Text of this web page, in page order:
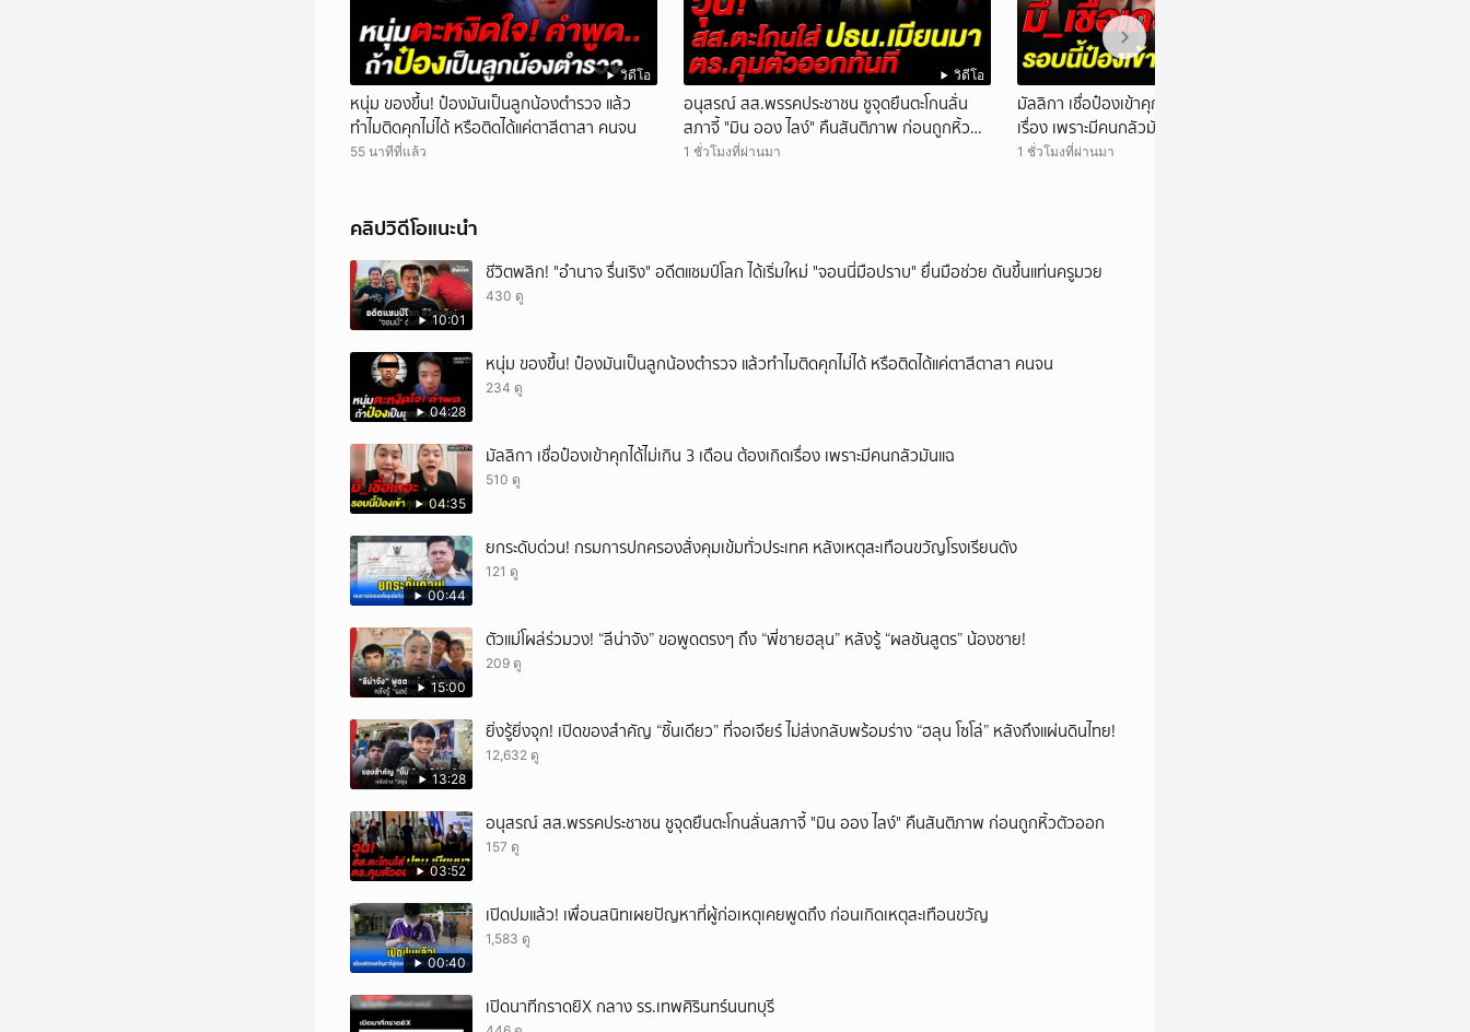
วิดีโอ
หนุ่ม ของขึ้น! ป๋องมันเป็นลูกน้องตำรวจ แล้ว
ทำไมติดคุกไม่ได้ หรือติดได้แค่ตาสีตาสา คนจน
55 นาทีที่แล้ว
วิดีโอ
อนุสรณ์ สส.พรรคประชาชน ชูจุดยืนตะโกนลั่น
สภาจี้ "มิน ออง ไลง์" คืนสันติภาพ ก่อนถูกหิ้วตัว
ออก
1 ชั่วโมงที่ผ่านมา
มัลลิกา เชื่อป๋องเข้าคุกได้ไม่เกิน 3 เดือน ต้องเกิด
เรื่อง เพราะมีคนกลัวมันแฉ
1 ชั่วโมงที่ผ่านมา
คลิปวิดีโอแนะนำ
10:01
ชีวิตพลิก! "อำนาจ รื่นเริง" อดีตแชมป์โลก ได้เริ่มใหม่ "จอนนี่มือปราบ" ยื่นมือช่วย ดันขึ้นแท่นครูมวย
430 ดู
04:28
หนุ่ม ของขึ้น! ป๋องมันเป็นลูกน้องตำรวจ แล้วทำไมติดคุกไม่ได้ หรือติดได้แค่ตาสีตาสา คนจน
234 ดู
04:35
มัลลิกา เชื่อป๋องเข้าคุกได้ไม่เกิน 3 เดือน ต้องเกิดเรื่อง เพราะมีคนกลัวมันแฉ
510 ดู
00:44
ยกระดับด่วน! กรมการปกครองสั่งคุมเข้มทั่วประเทศ หลังเหตุสะเทือนขวัญโรงเรียนดัง
121 ดู
15:00
ตัวแม่โผล่ร่วมวง! “ลีน่าจัง” ขอพูดตรงๆ ถึง “พี่ชายฮลุน” หลังรู้ “ผลชันสูตร” น้องชาย!
209 ดู
13:28
ยิ่งรู้ยิ่งจุก! เปิดของสำคัญ “ชิ้นเดียว” ที่จอเจียร์ ไม่ส่งกลับพร้อมร่าง “ฮลุน โซโล่” หลังถึงแผ่นดินไทย!
12,632 ดู
03:52
อนุสรณ์ สส.พรรคประชาชน ชูจุดยืนตะโกนลั่นสภาจี้ "มิน ออง ไลง์" คืนสันติภาพ ก่อนถูกหิ้วตัวออก
157 ดู
00:40
เปิดปมแล้ว! เพื่อนสนิทเผยปัญหาที่ผู้ก่อเหตุเคยพูดถึง ก่อนเกิดเหตุสะเทือนขวัญ
1,583 ดู
เปิดนาทีกราดยิX กลาง รร.เทพศิรินทร์นนทบุรี